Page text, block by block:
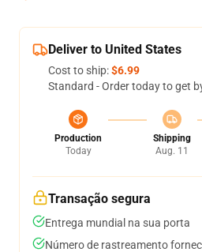
Deliver to United States
Cost to ship:$6.99
Standard - Order today to get
Production
Today
Shipping
Aug. 11
Transação segura
Entrega mundial na sua porta
Número de rastreamento